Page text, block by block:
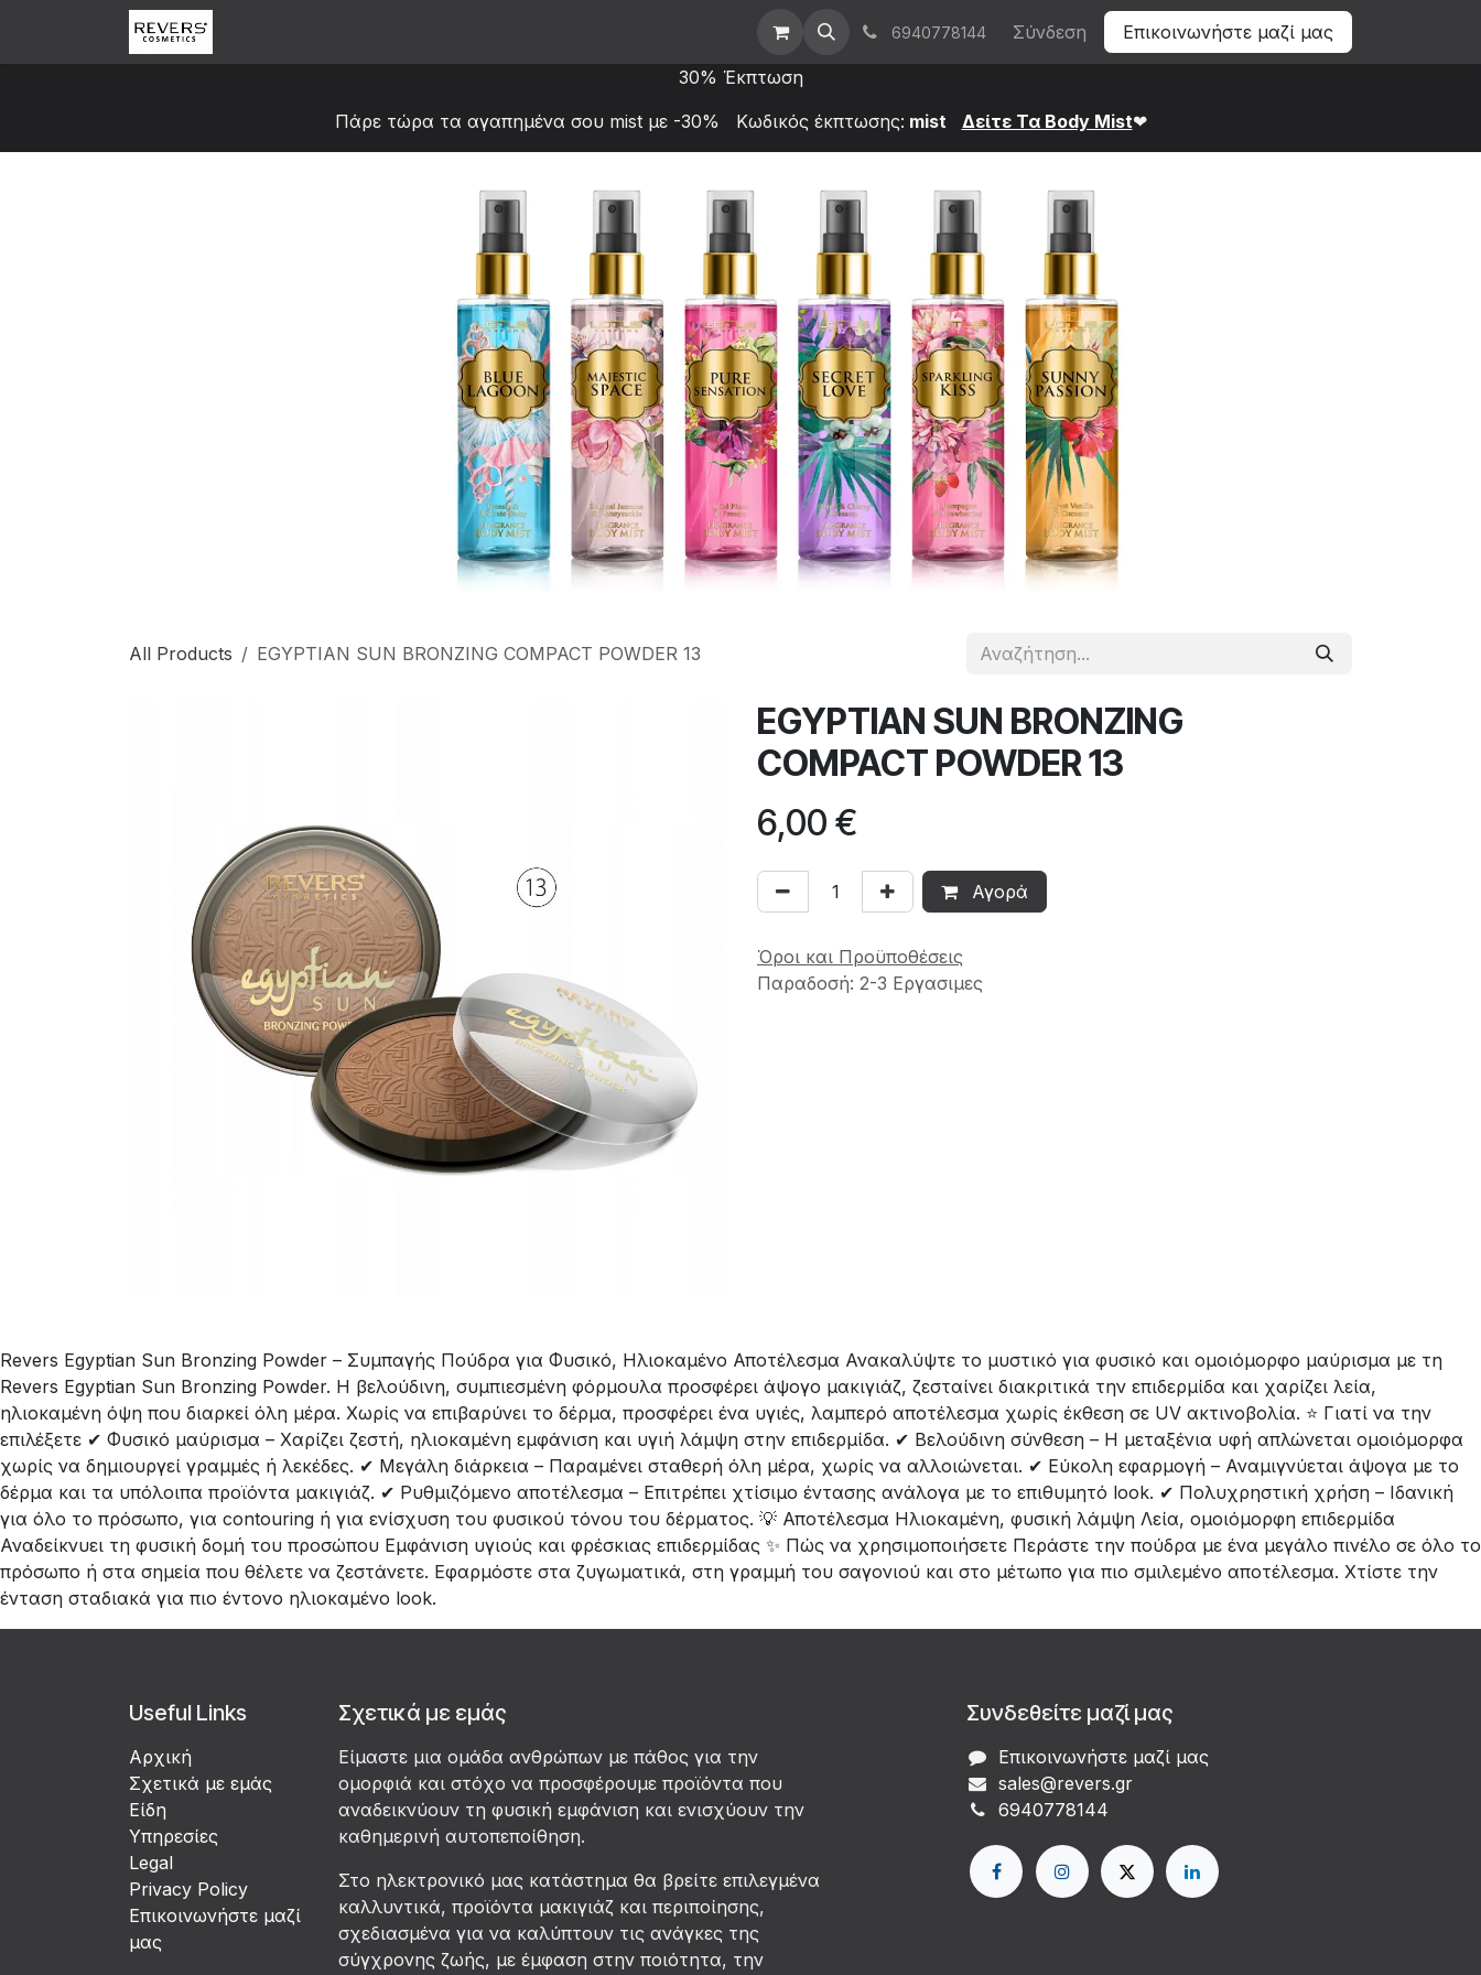
Χονδρική 6940778144 Σύνδεση Επικοινωνήστε μαζί μας
30% Έκπτωση
Πάρε τώρα τα αγαπημένα σου mist με -30% Κωδικός έκπτωσης: mist Δείτε Τα Bod​y Mist❤
All Products EGYPTIAN SUN BRONZING COMPACT POWDER 13
EGYPTIAN SUN BRONZING
COMPACT POWDER 13
6,00 €
Αγορά
Όροι και Προϋποθέσεις
Παραδοσή: 2-3 Εργασιμες
Revers Egyptian Sun Bronzing Powder – Συμπαγής Πούδρα για Φυσικό, Ηλιοκαμένο Αποτέλεσμα Ανακαλύψτε το μυστικό για φυσικό και ομοιόμορφο μαύρισμα με τη
Revers Egyptian Sun Bronzing Powder. Η βελούδινη, συμπιεσμένη φόρμουλα προσφέρει άψογο μακιγιάζ, ζεσταίνει διακριτικά την επιδερμίδα και χαρίζει λεία,
ηλιοκαμένη όψη που διαρκεί όλη μέρα. Χωρίς να επιβαρύνει το δέρμα, προσφέρει ένα υγιές, λαμπερό αποτέλεσμα χωρίς έκθεση σε UV ακτινοβολία. ⭐ Γιατί να την
επιλέξετε ✔ Φυσικό μαύρισμα – Χαρίζει ζεστή, ηλιοκαμένη εμφάνιση και υγιή λάμψη στην επιδερμίδα. ✔ Βελούδινη σύνθεση – Η μεταξένια υφή απλώνεται ομοιόμορφα
χωρίς να δημιουργεί γραμμές ή λεκέδες. ✔ Μεγάλη διάρκεια – Παραμένει σταθερή όλη μέρα, χωρίς να αλλοιώνεται. ✔ Εύκολη εφαρμογή – Αναμιγνύεται άψογα με το
δέρμα και τα υπόλοιπα προϊόντα μακιγιάζ. ✔ Ρυθμιζόμενο αποτέλεσμα – Επιτρέπει χτίσιμο έντασης ανάλογα με το επιθυμητό look. ✔ Πολυχρηστική χρήση – Ιδανική
για όλο το πρόσωπο, για contouring ή για ενίσχυση του φυσικού τόνου του δέρματος. 💡 Αποτέλεσμα Ηλιοκαμένη, φυσική λάμψη Λεία, ομοιόμορφη επιδερμίδα
Αναδείκνυει τη φυσική δομή του προσώπου Εμφάνιση υγιούς και φρέσκιας επιδερμίδας ✨ Πώς να χρησιμοποιήσετε Περάστε την πούδρα με ένα μεγάλο πινέλο σε όλο το
πρόσωπο ή στα σημεία που θέλετε να ζεστάνετε. Εφαρμόστε στα ζυγωματικά, στη γραμμή του σαγονιού και στο μέτωπο για πιο σμιλεμένο αποτέλεσμα. Χτίστε την
ένταση σταδιακά για πιο έντονο ηλιοκαμένο look.
Useful Links
Αρχική
Σχετικά με εμάς
Είδη
Υπηρεσίες
Legal
Privacy Policy
Επικοινωνήστε μαζί
μας
Σχετικά με εμάς
Είμαστε μια ομάδα ανθρώπων με πάθος για την
ομορφιά και στόχο να προσφέρουμε προϊόντα που
αναδεικνύουν τη φυσική εμφάνιση και ενισχύουν την
καθημερινή αυτοπεποίθηση.
Στο ηλεκτρονικό μας κατάστημα θα βρείτε επιλεγμένα
καλλυντικά, προϊόντα μακιγιάζ και περιποίησης,
σχεδιασμένα για να καλύπτουν τις ανάγκες της
σύγχρονης ζωής, με έμφαση στην ποιότητα, την
Συνδεθείτε μαζί μας
Επικοινωνήστε μαζί μας
sales@revers.gr
6940778144